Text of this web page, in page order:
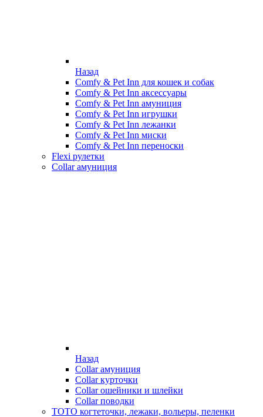
Назад
Comfy & Pet Inn для кошек и собак
Comfy & Pet Inn аксессуары
Comfy & Pet Inn амуниция
Comfy & Pet Inn игрушки
Comfy & Pet Inn лежанки
Comfy & Pet Inn миски
Comfy & Pet Inn переноски
Flexi рулетки
Collar амуниция
Назад
Collar амуниция
Collar курточки
Collar ошейники и шлейки
Collar поводки
ТОТО когтеточки, лежаки, вольеры, пеленки